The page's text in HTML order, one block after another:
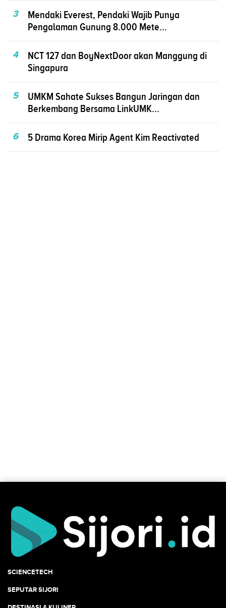
3
Mendaki Everest, Pendaki Wajib Punya
Pengalaman Gunung 8.000 Mete...
4
NCT 127 dan BoyNextDoor akan Manggung di
Singapura
5
UMKM Sahate Sukses Bangun Jaringan dan
Berkembang Bersama LinkUMK...
6 5 Drama Korea Mirip Agent Kim Reactivated
SCIENCETECH
SEPUTAR SIJORI